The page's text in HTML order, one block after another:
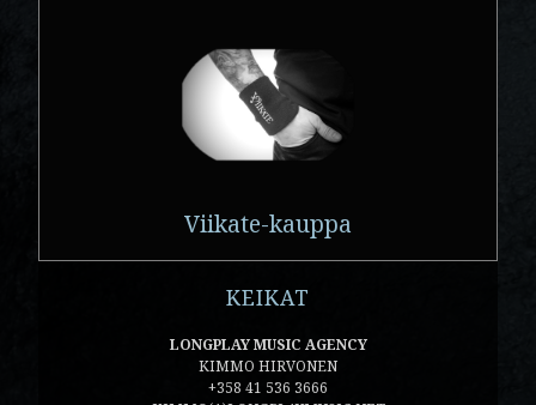
Viikate-kauppa
KEIKAT
LONGPLAY MUSIC AGENCY
KIMMO HIRVONEN
+358 41 536 3666